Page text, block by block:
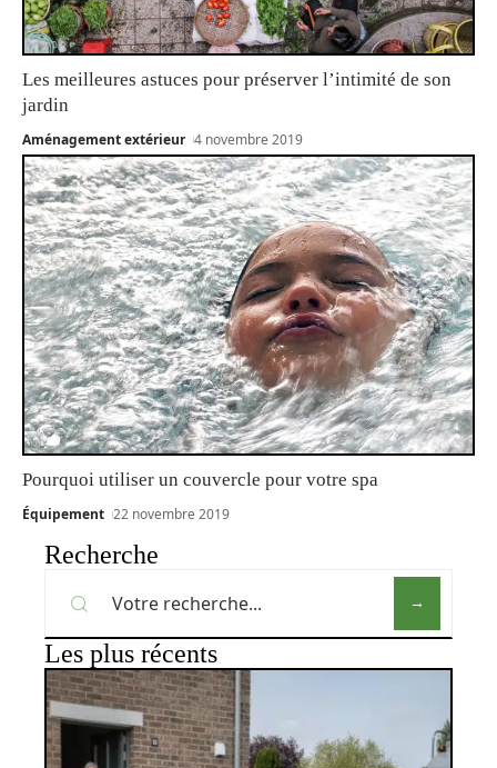
Les meilleures astuces pour préserver l’intimité de son
jardin
Aménagement extérieur 4 novembre 2019
Pourquoi utiliser un couvercle pour votre spa
Équipement 22 novembre 2019
Recherche
Les plus récents